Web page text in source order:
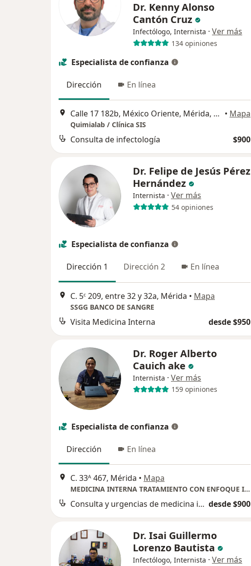
Dr. Kenny Alonso
Cantón Cruz
Infectólogo, Internista · Ver más
134 opiniones
Especialista de confianza
Dirección En línea
Calle 17 182b, México Oriente, Mérida, Yucatán, México, Mérida • Mapa
Quimialab / Clínica SIS
Consulta de infectología $900
Dr. Felipe de Jesús Pérez
Hernández
Internista · Ver más
54 opiniones
Especialista de confianza
Dirección 1 Dirección 2 En línea
C. 5ᶜ 209, entre 32 y 32a, Mérida • Mapa
SSGG BANCO DE SANGRE
Visita Medicina Interna desde $950
Dr. Roger Alberto
Cauich ake
Internista · Ver más
159 opiniones
Especialista de confianza
Dirección En línea
C. 33ᴬ 467, Mérida • Mapa
MEDICINA INTERNA TRATAMIENTO CON ENFOQUE INTEGRAL (MITCEI)
Consulta y urgencias de medicina interna desde $900
Dr. Isai Guillermo
Lorenzo Bautista
Infectólogo, Internista · Ver más